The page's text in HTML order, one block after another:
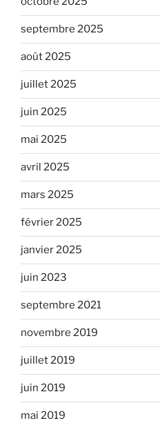
septembre 2025
août 2025
juillet 2025
juin 2025
mai 2025
avril 2025
mars 2025
février 2025
janvier 2025
juin 2023
septembre 2021
novembre 2019
juillet 2019
juin 2019
mai 2019